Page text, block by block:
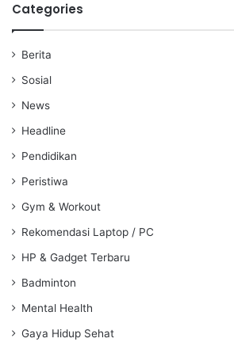
Categories
Berita
Sosial
News
Headline
Pendidikan
Peristiwa
Gym & Workout
Rekomendasi Laptop / PC
HP & Gadget Terbaru
Badminton
Mental Health
Gaya Hidup Sehat